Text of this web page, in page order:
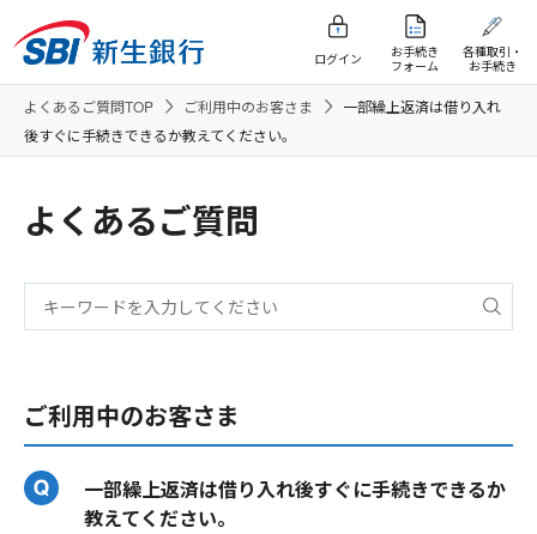
ログイン
お手続き
フォーム
各種取引・
お手続き
よくあるご質問TOP ご利用中のお客さま
一部繰上返済は借り入れ
後すぐに手続きできるか教えてください。
よくあるご質問
ご利用中のお客さま
一部繰上返済は借り入れ後すぐに手続きできるか
教えてください。